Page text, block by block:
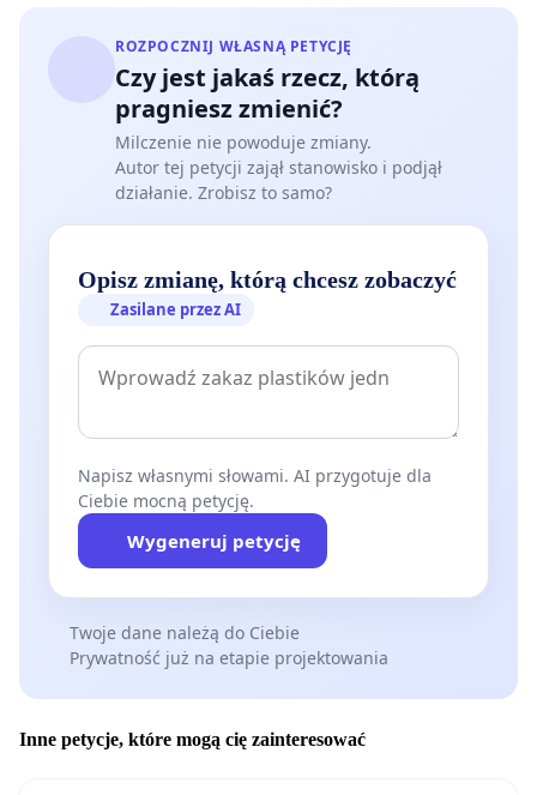
ROZPOCZNIJ WŁASNĄ PETYCJĘ
Czy jest jakaś rzecz, którą
pragniesz zmienić?
Milczenie nie powoduje zmiany.
Autor tej petycji zajął stanowisko i podjął
działanie. Zrobisz to samo?
Opisz zmianę, którą chcesz zobaczyć
Zasilane przez AI
Napisz własnymi słowami. AI przygotuje dla
Ciebie mocną petycję.
Wygeneruj petycję
Twoje dane należą do Ciebie
Prywatność już na etapie projektowania
Inne petycje, które mogą cię zainteresować